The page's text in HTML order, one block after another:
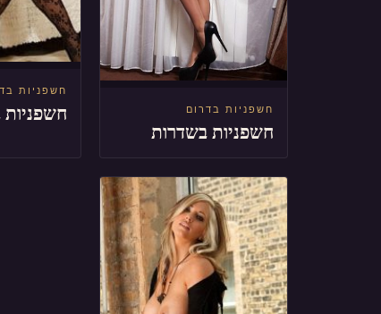
חשפניות בדרום
חשפניות בשדרות
חשפניות
חשפניות